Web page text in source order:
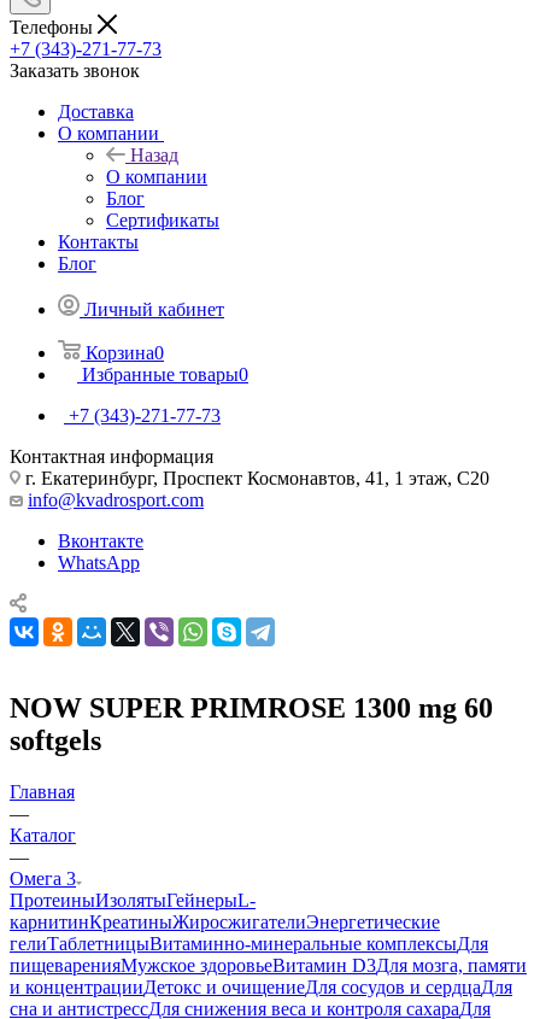
Телефоны
+7 (343)-271-77-73
Заказать звонок
Доставка
О компании
Назад
О компании
Блог
Сертификаты
Контакты
Блог
Личный кабинет
Корзина0
Избранные товары0
+7 (343)-271-77-73
Контактная информация
г. Екатеринбург, Проспект Космонавтов, 41, 1 этаж, С20
info@kvadrosport.com
Вконтакте
WhatsApp
NOW SUPER PRIMROSE 1300 mg 60
softgels
Главная
—
Каталог
—
Омега 3
ПротеиныИзолятыГейнерыL-
карнитинКреатиныЖиросжигателиЭнергетические
гелиТаблетницыВитаминно-минеральные комплексыДля
пищеваренияМужское здоровьеВитамин D3Для мозга, памяти
и концентрацииДетокс и очищениеДля сосудов и сердцаДля
сна и антистрессДля снижения веса и контроля сахараДля